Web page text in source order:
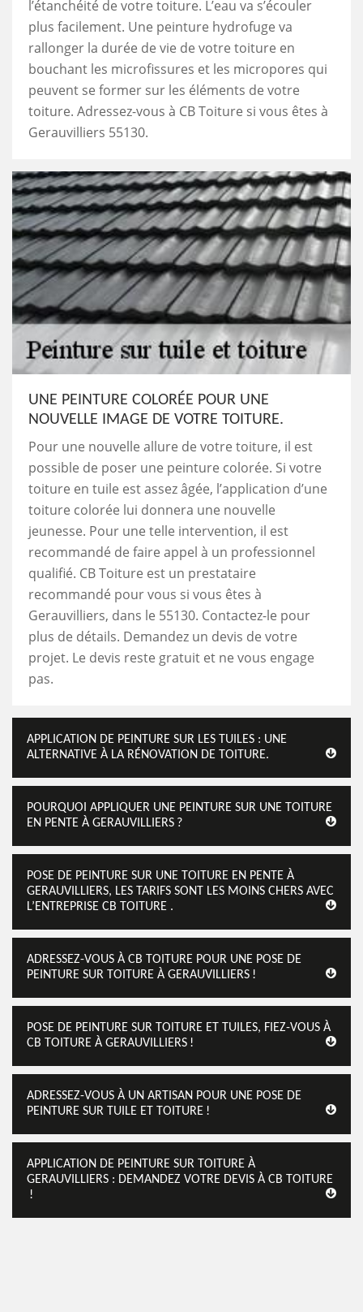
l’étanchéité de votre toiture. L’eau va s’écouler
plus facilement. Une peinture hydrofuge va
rallonger la durée de vie de votre toiture en
bouchant les microfissures et les micropores qui
peuvent se former sur les éléments de votre
toiture. Adressez-vous à CB Toiture si vous êtes à
Gerauvilliers 55130.
UNE PEINTURE COLORÉE POUR UNE
NOUVELLE IMAGE DE VOTRE TOITURE.
Pour une nouvelle allure de votre toiture, il est
possible de poser une peinture colorée. Si votre
toiture en tuile est assez âgée, l’application d’une
toiture colorée lui donnera une nouvelle
jeunesse. Pour une telle intervention, il est
recommandé de faire appel à un professionnel
qualifié. CB Toiture est un prestataire
recommandé pour vous si vous êtes à
Gerauvilliers, dans le 55130. Contactez-le pour
plus de détails. Demandez un devis de votre
projet. Le devis reste gratuit et ne vous engage
pas.
APPLICATION DE PEINTURE SUR LES TUILES : UNE
ALTERNATIVE À LA RÉNOVATION DE TOITURE.
POURQUOI APPLIQUER UNE PEINTURE SUR UNE TOITURE
EN PENTE À GERAUVILLIERS ?
POSE DE PEINTURE SUR UNE TOITURE EN PENTE À
GERAUVILLIERS, LES TARIFS SONT LES MOINS CHERS AVEC
L’ENTREPRISE CB TOITURE .
ADRESSEZ-VOUS À CB TOITURE POUR UNE POSE DE
PEINTURE SUR TOITURE À GERAUVILLIERS !
POSE DE PEINTURE SUR TOITURE ET TUILES, FIEZ-VOUS À
CB TOITURE À GERAUVILLIERS !
ADRESSEZ-VOUS À UN ARTISAN POUR UNE POSE DE
PEINTURE SUR TUILE ET TOITURE !
APPLICATION DE PEINTURE SUR TOITURE À
GERAUVILLIERS : DEMANDEZ VOTRE DEVIS À CB TOITURE
!